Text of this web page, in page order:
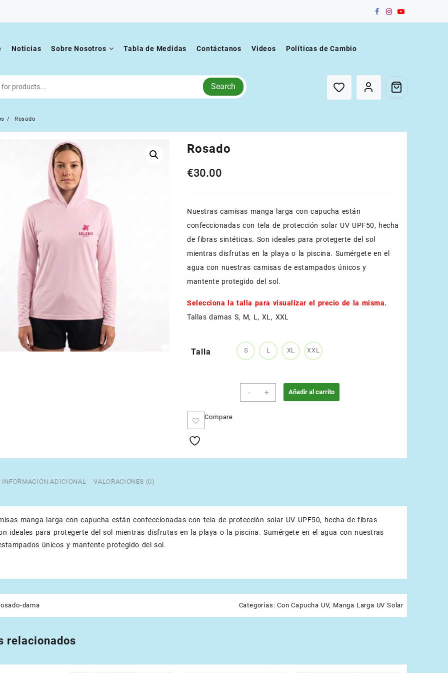
Noticias Sobre Nosotros Tabla de Medidas Contáctanos Videos Políticas de Cambio
Search
Rosado
Rosado
€30.00
Nuestras camisas manga larga con capucha están
confeccionadas con tela de protección solar UV UPF50, hecha
de fibras sintéticas. Son ideales para protegerte del sol
mientras disfrutas en la playa o la piscina. Sumérgete en el
agua con nuestras camisas de estampados únicos y
mantente protegido del sol.
Selecciona la talla para visualizar el precio de la misma.
Tallas damas S, M, L, XL, XXL
Talla S L XL XXL
-
cantidad
+ Añadir al carrito
Compare
INFORMACIÓN ADICIONAL VALORACIONES (0)
manga larga con capucha están confeccionadas con tela de protección solar UV UPF50, hecha de fibras
ideales para protegerte del sol mientras disfrutas en la playa o la piscina. Sumérgete en el agua con nuestras
únicos y mantente protegido del sol.
dama Categorías:Con Capucha UV, Manga Larga UV Solar
relacionados